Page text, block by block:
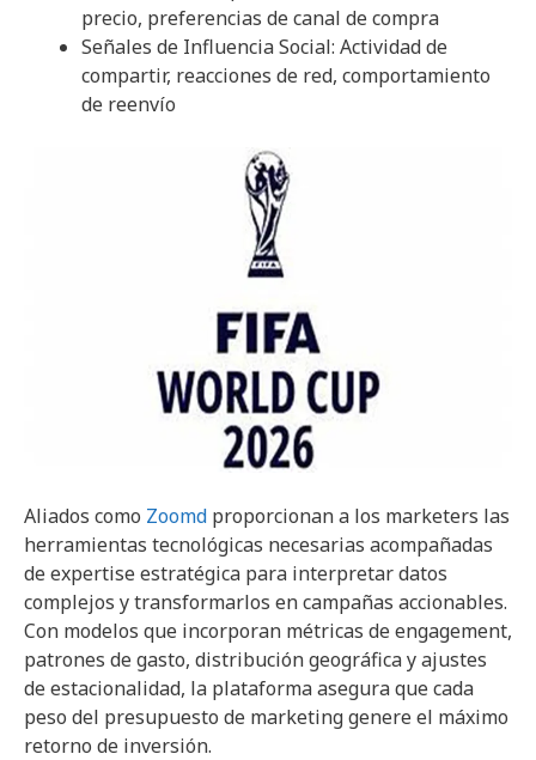
precio, preferencias de canal de compra
Señales de Influencia Social: Actividad de
compartir, reacciones de red, comportamiento
de reenvío
Aliados como Zoomd proporcionan a los marketers las
herramientas tecnológicas necesarias acompañadas
de expertise estratégica para interpretar datos
complejos y transformarlos en campañas accionables.
Con modelos que incorporan métricas de engagement,
patrones de gasto, distribución geográfica y ajustes
de estacionalidad, la plataforma asegura que cada
peso del presupuesto de marketing genere el máximo
retorno de inversión.